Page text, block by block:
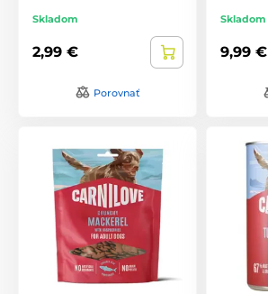
Skladom
2,99 €
Porovnať
Skladom
9,99 €